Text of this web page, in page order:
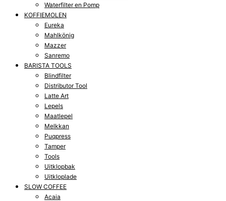
Waterfilter en Pomp
KOFFIEMOLEN
Eureka
Mahlkönig
Mazzer
Sanremo
BARISTA TOOLS
Blindfilter
Distributor Tool
Latte Art
Lepels
Maatlepel
Melkkan
Puqpress
Tamper
Tools
Uitklopbak
Uitkloplade
SLOW COFFEE
Acaia